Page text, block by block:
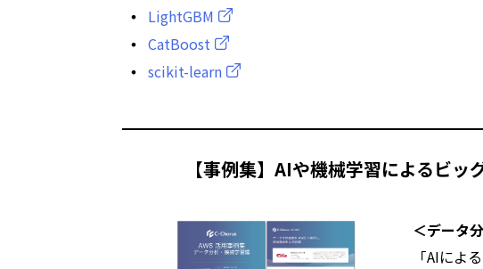
LightGBM
CatBoost
scikit-learn
【事例集】AIや機械学習によるビ
＜データ
「AIによ